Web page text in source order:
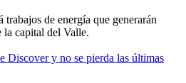
trabajos de energía que generarán
la capital del Valle.
Discover y no se pierda las últimas